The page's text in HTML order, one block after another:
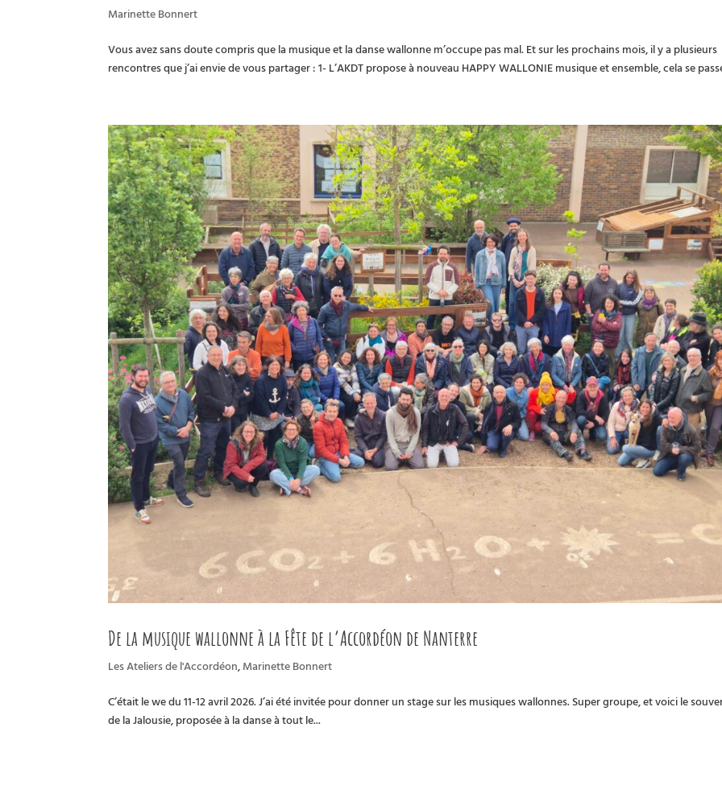
Marinette Bonnert
Vous avez sans doute compris que la musique et la danse wallonne m’occupe pas mal. Et sur les prochains mois, il y a plusieurs
rencontres que j’ai envie de vous partager : 1- L’AKDT propose à nouveau HAPPY WALLONIE musique et ensemble, cela se
De la musique wallonne à la Fête de l’Accordéon de Nanterre
Les Ateliers de l'Accordéon,Marinette Bonnert
C’était le we du 11-12 avril 2026. J’ai été invitée pour donner un stage sur les musiques wallonnes. Super groupe, et voici le
de la Jalousie, proposée à la danse à tout le...